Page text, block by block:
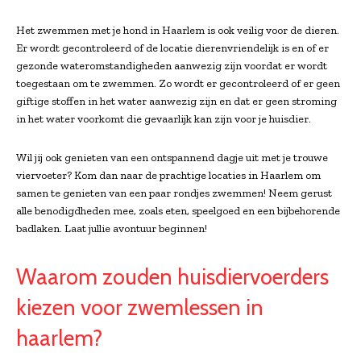
Het zwemmen met je hond in Haarlem is ook veilig voor de dieren.
Er wordt gecontroleerd of de locatie dierenvriendelijk is en of er
gezonde wateromstandigheden aanwezig zijn voordat er wordt
toegestaan om te zwemmen. Zo wordt er gecontroleerd of er geen
giftige stoffen in het water aanwezig zijn en dat er geen stroming
in het water voorkomt die gevaarlijk kan zijn voor je huisdier.
Wil jij ook genieten van een ontspannend dagje uit met je trouwe
viervoeter? Kom dan naar de prachtige locaties in Haarlem om
samen te genieten van een paar rondjes zwemmen! Neem gerust
alle benodigdheden mee, zoals eten, speelgoed en een bijbehorende
badlaken. Laat jullie avontuur beginnen!
Waarom zouden huisdiervoerders
kiezen voor zwemlessen in
haarlem?